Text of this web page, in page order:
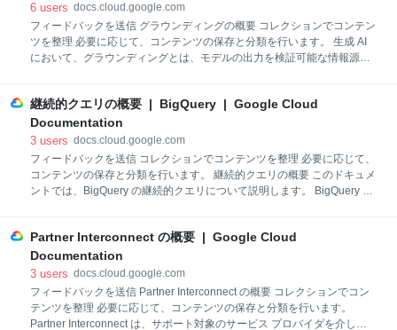
6 users docs.cloud.google.com
フィードバックを送信 グラウンディングの概要 コレクションでコンテン
ツを整理 必要に応じて、コンテンツの保存と分類を行います。 生成 AI
において、グラウンディングとは、モデルの出力を検証可能な情報源に
に紐づけされ、コンテンツのねつ造が起こりにくくなります。これは、
精度と信頼性が重要な状況で特に重要です。 グラウンディングには次の
利点があります。 モデルのハルシネーション（モデルが事実に基づいて
いないコンテンツを生成すること）を削減します。 モデルのレスポンス
をデータソースに固定します。 情報源へのリンク（根拠）を提供するこ
とで、監査可能性を確保します。 Vertex AI では、サポート対象のモデル
継続的クエリの概要 | BigQuery | Google Cloud
Documentation
3 users docs.cloud.google.com
フィードバックを送信 コレクションでコンテンツを整理 必要に応じて、
コンテンツの保存と分類を行います。 継続的クエリの概要 このドキュメ
ントでは、BigQuery の継続的クエリについて説明します。 BigQuery の
ます。継続的クエリによって生成された出力行を BigQuery テーブルに
挿入することも、Pub/Sub、Bigtable、または Spanner にエクスポート
することもできます。継続的クエリは、次のいずれかの方法で標準の
BigQuery テーブルに書き込まれたデータを処理できます。 BigQuery
Storage Write API tabledata.insertAll メソッド バッチ読み込み INSERT
DML ステ
Partner Interconnect の概要 | Google Cloud
Documentation
3 users docs.cloud.google.com
フィードバックを送信 Partner Interconnect の概要 コレクションでコン
テンツを整理 必要に応じて、コンテンツの保存と分類を行います。
Partner Interconnect は、サポート対象のサービス プロバイダを介し